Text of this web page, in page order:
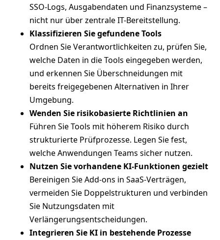
SSO-Logs, Ausgabendaten und Finanzsysteme –
nicht nur über zentrale IT-Bereitstellung.
Klassifizieren Sie gefundene Tools
Ordnen Sie Verantwortlichkeiten zu, prüfen Sie,
welche Daten in die Tools eingegeben werden,
und erkennen Sie Überschneidungen mit
bereits freigegebenen Alternativen in Ihrer
Umgebung.
Wenden Sie risikobasierte Richtlinien an
Führen Sie Tools mit höherem Risiko durch
strukturierte Prüfprozesse. Legen Sie fest,
welche Anwendungen Teams sicher nutzen.
Nutzen Sie vorhandene KI-Funktionen gezielt
Bereinigen Sie Add-ons in SaaS-Verträgen,
vermeiden Sie Doppelstrukturen und verbinden
Sie Nutzungsdaten mit
Verlängerungsentscheidungen.
Integrieren Sie KI in bestehende Prozesse